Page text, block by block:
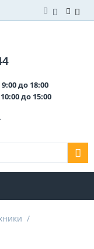
9:00 до 18:00
до 15:00
/